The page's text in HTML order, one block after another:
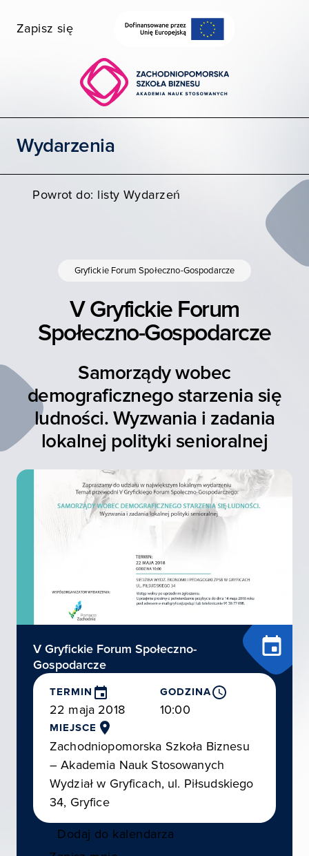
Zapisz się
Wybierz wydział
Uczelnia dostępna
STUDIA I SZKOLENIA
Wydarzenia
Powrot do: listy Wydarzeń
Gryfickie Forum Społeczno-Gospodarcze
V Gryfickie Forum
Społeczno-Gospodarcze
Samorządy wobec
demograficznego starzenia się
ludności. Wyzwania i zadania
lokalnej polityki senioralnej
V Gryfickie Forum Społeczno-
Gospodarcze
TERMIN
22 maja 2018
GODZINA
10:00
MIEJSCE
Zachodniopomorska Szkoła Biznesu
– Akademia Nauk Stosowanych
Wydział w Gryficach, ul. Piłsudskiego
34, Gryfice
Dodaj do kalendarza